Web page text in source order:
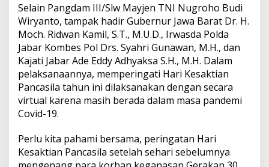
Selain Pangdam III/Slw Mayjen TNI Nugroho Budi
Wiryanto, tampak hadir Gubernur Jawa Barat Dr. H.
Moch. Ridwan Kamil, S.T., M.U.D., Irwasda Polda
Jabar Kombes Pol Drs. Syahri Gunawan, M.H., dan
Kajati Jabar Ade Eddy Adhyaksa S.H., M.H. Dalam
pelaksanaannya, memperingati Hari Kesaktian
Pancasila tahun ini dilaksanakan dengan secara
virtual karena masih berada dalam masa pandemi
Covid-19.
Perlu kita pahami bersama, peringatan Hari
Kesaktian Pancasila setelah sehari sebelumnya